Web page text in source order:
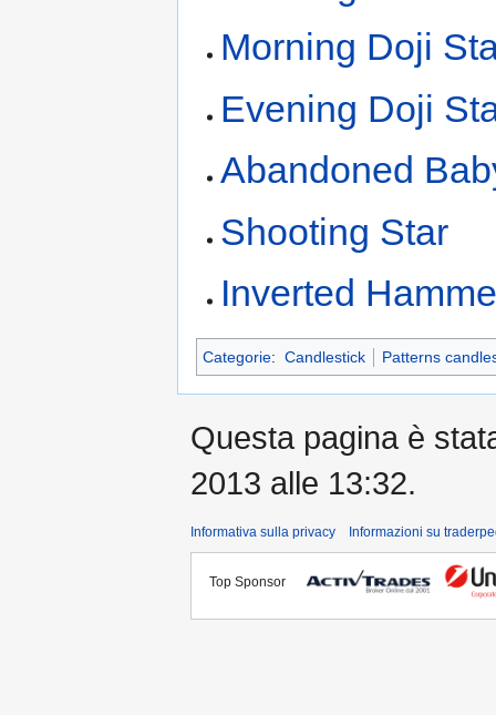
Morning Doji
Evening Doji
Abandoned
Shooting Star
Inverted
Categorie: Candlestick Patterns
Questa pagina è
2013 alle 13:32.
Informativa sulla privacy Informazioni su
Top Sponsor